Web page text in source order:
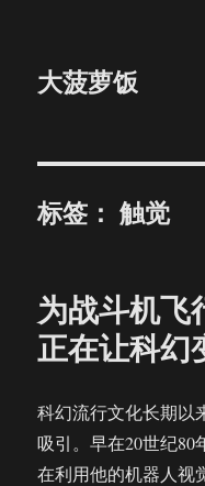
大菠萝饭
标签：触觉
为战斗机飞
正在让科幻
科幻流行文化长期以
吸引。早在20世纪
在利用他的机器人视